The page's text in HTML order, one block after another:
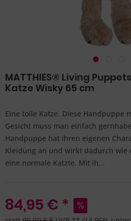
MATTHIES® Living
Katze Wisky 65 cm
Eine tolle Katze. Diese Handpuppe
Gesicht muss man einfach
Handpuppe hat ihren eigenen
Kleidung an und wirkt dadurch wie
eine normale Katzte. Mit ih...
84,95 € *